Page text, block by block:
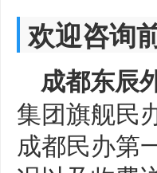
欢迎咨询
成都东辰
集团旗舰民
成都民办第